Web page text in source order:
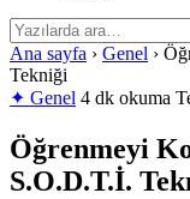
Ana sayfa › Genel ›
Tekniği
✦ Genel 4 dk okuma
Öğrenmeyi
S.O.D.T.İ.